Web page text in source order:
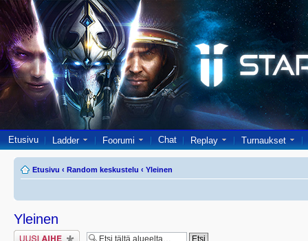
Etusivu Ladder Foorumi Chat Replay Turnaukset
Etusivu ‹ Random keskustelu ‹ Yleinen
Yleinen
Lähetä uusi viesti